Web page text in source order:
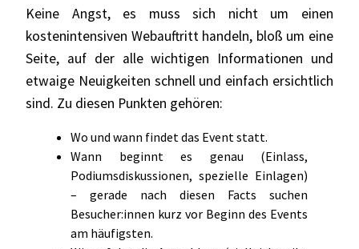
Keine Angst, es muss sich nicht um einen
kostenintensiven Webauftritt handeln, bloß um eine
Seite, auf der alle wichtigen Informationen und
etwaige Neuigkeiten schnell und einfach ersichtlich
sind. Zu diesen Punkten gehören:
Wo und wann findet das Event statt.
Wann beginnt es genau (Einlass,
Podiumsdiskussionen, spezielle Einlagen)
– gerade nach diesen Facts suchen
Besucher:innen kurz vor Beginn des Events
am häufigsten.